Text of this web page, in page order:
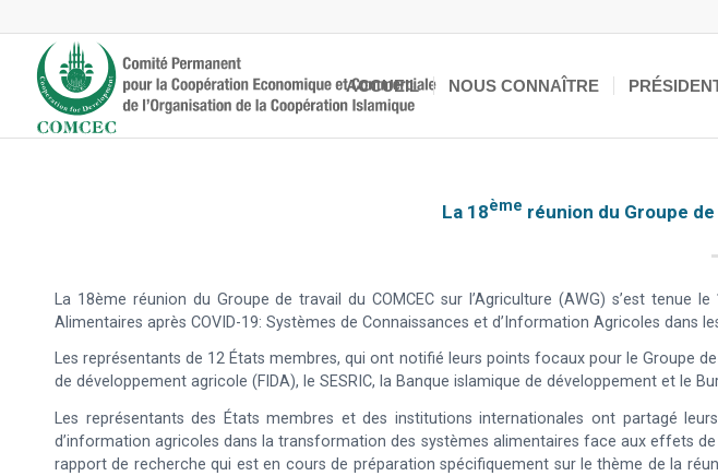
ACCUEIL NOUS CONNAÎTRE
La 18Ème réunion du Groupe
La 18ème réunion du Groupe de travail du COMCEC sur l’Agriculture (AWG) s’est
Alimentaires après COVID-19: Systèmes de Connaissances et d’Information Agricoles dans
Les représentants de 12 États membres, qui ont notifié leurs points focaux pour le Groupe
de développement agricole (FIDA), le SESRIC, la Banque islamique de développement et le
Les représentants des États membres et des institutions internationales ont partagé
d’information agricoles dans la transformation des systèmes alimentaires face aux effets
rapport de recherche qui est en cours de préparation spécifiquement sur le thème de la